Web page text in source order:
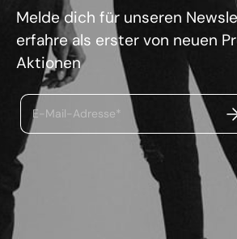
Melde dich für unseren
erfahre als erster von neuen
Aktionen
E-Mail-Adresse*